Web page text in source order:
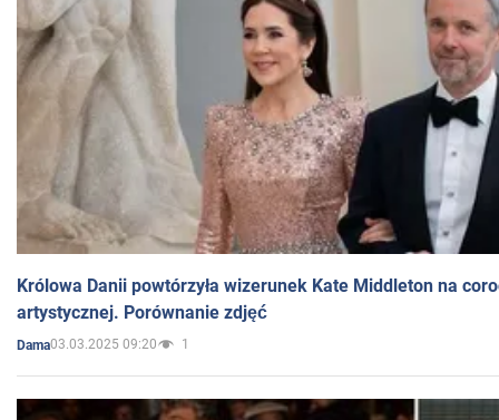
Królowa Danii powtórzyła wizerunek Kate Middleton na
artystycznej. Porównanie zdjęć
Dama03.03.2025 09:20 1